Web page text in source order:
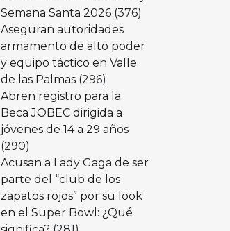
Semana Santa 2026 (376)
Aseguran autoridades
armamento de alto poder
y equipo táctico en Valle
de las Palmas (296)
Abren registro para la
Beca JOBEC dirigida a
jóvenes de 14 a 29 años
(290)
Acusan a Lady Gaga de ser
parte del “club de los
zapatos rojos” por su look
en el Super Bowl: ¿Qué